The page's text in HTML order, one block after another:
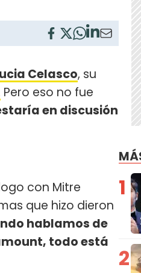
Celasco, su
Pero eso no fue
en discusión
con Mitre
que hizo dieron
hablamos de
todo está
1
2